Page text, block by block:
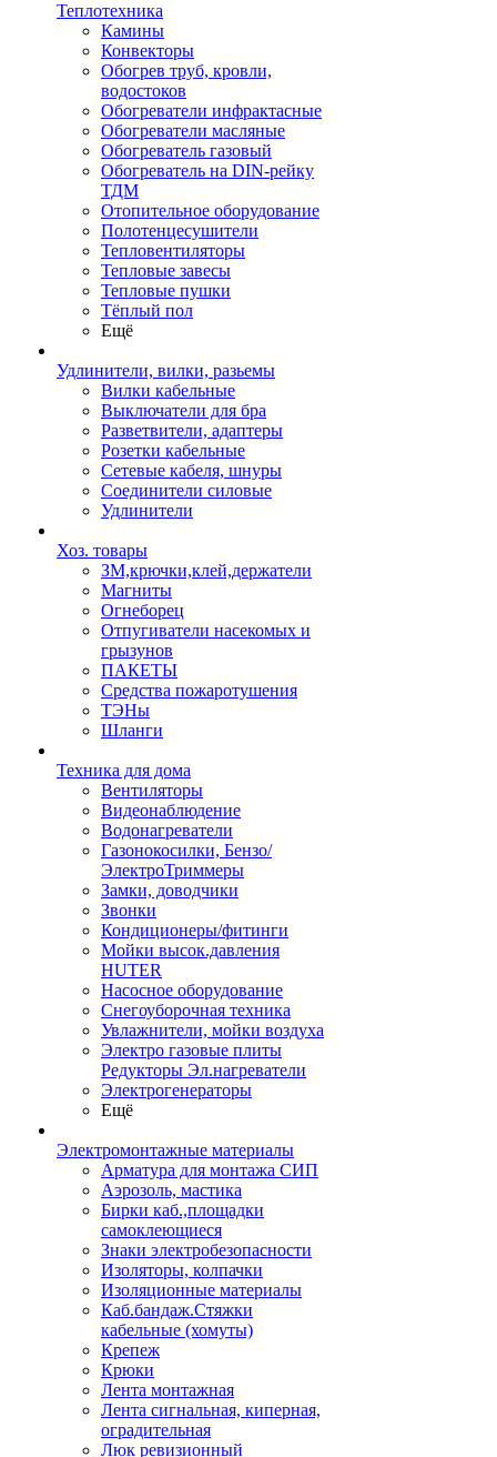
Теплотехника
Камины
Конвекторы
Обогрев труб, кровли,
водостоков
Обогреватели инфрактасные
Обогреватели масляные
Обогреватель газовый
Обогреватель на DIN-рейку
ТДМ
Отопительное оборудование
Полотенцесушители
Тепловентиляторы
Тепловые завесы
Тепловые пушки
Тёплый пол
Ещё
Удлинители, вилки, разьемы
Вилки кабельные
Выключатели для бра
Разветвители, адаптеры
Розетки кабельные
Сетевые кабеля, шнуры
Соединители силовые
Удлинители
Хоз. товары
ЗМ,крючки,клей,держатели
Магниты
Огнеборец
Отпугиватели насекомых и
грызунов
ПАКЕТЫ
Средства пожаротушения
ТЭНы
Шланги
Техника для дома
Вентиляторы
Видеонаблюдение
Водонагреватели
Газонокосилки, Бензо/
ЭлектроТриммеры
Замки, доводчики
Звонки
Кондиционеры/фитинги
Мойки высок.давления
HUTER
Насосное оборудование
Снегоуборочная техника
Увлажнители, мойки воздуха
Электро газовые плиты
Редукторы Эл.нагреватели
Электрогенераторы
Ещё
Электромонтажные материалы
Арматура для монтажа СИП
Аэрозоль, мастика
Бирки каб.,площадки
самоклеющиеся
Знаки электробезопасности
Изоляторы, колпачки
Изоляционные материалы
Каб.бандаж.Стяжки
кабельные (хомуты)
Крепеж
Крюки
Лента монтажная
Лента сигнальная, киперная,
оградительная
Люк ревизионный